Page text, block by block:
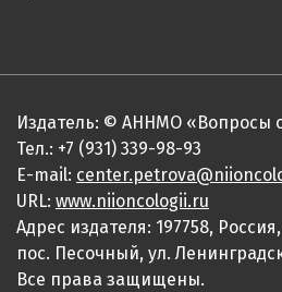
Издатель: © АННМО «Вопросы
Тел.: +7 (931) 339-98-93
E-mail:
URL: www.niioncologii.ru
Адрес издателя: 197758,
пос. Песочный, ул.
Все права защищены.